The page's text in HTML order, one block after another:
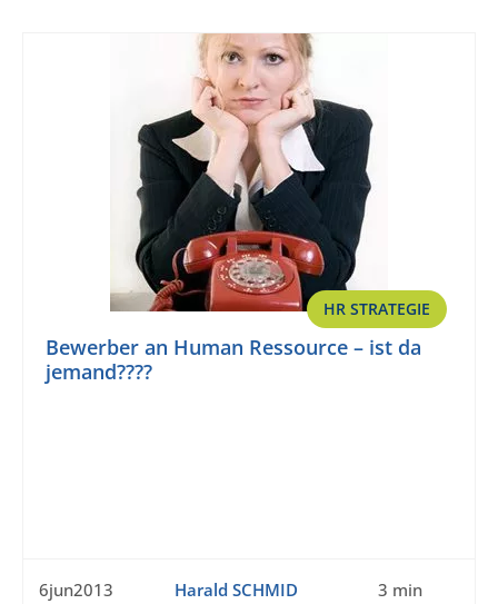
HR STRATEGIE
Bewerber an Human Ressource – ist da
jemand????
6jun2013 Harald SCHMID 3 min